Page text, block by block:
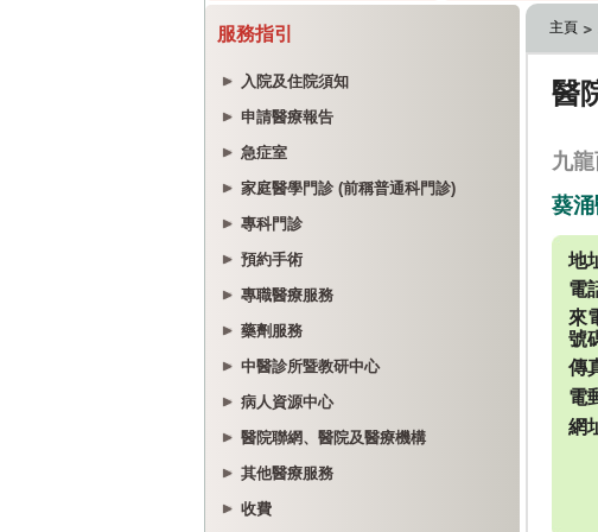
服務指引
入院及住院須知
申請醫療報告
急症室
家庭醫學門診 (前稱普通科門診)
專科門診
預約手術
專職醫療服務
藥劑服務
中醫診所暨教研中心
病人資源中心
醫院聯網、醫院及醫療機構
其他醫療服務
收費
主頁